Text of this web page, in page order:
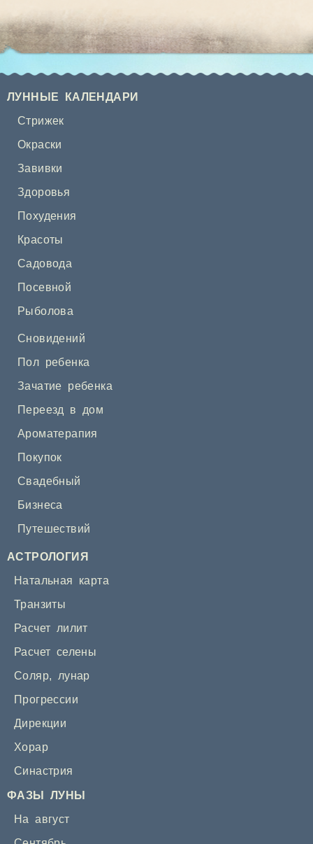
ЛУННЫЕ КАЛЕНДАРИ
Стрижек
Окраски
Завивки
Здоровья
Похудения
Красоты
Садовода
Посевной
Рыболова
Сновидений
Пол ребенка
Зачатие ребенка
Переезд в дом
Ароматерапия
Покупок
Свадебный
Бизнеса
Путешествий
АСТРОЛОГИЯ
Натальная карта
Транзиты
Расчет лилит
Расчет селены
Соляр, лунар
Прогрессии
Дирекции
Хорар
Синастрия
ФАЗЫ ЛУНЫ
На август